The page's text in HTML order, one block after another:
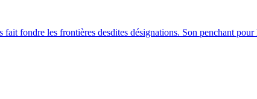
fondre les frontières desdites désignations. Son penchant pour